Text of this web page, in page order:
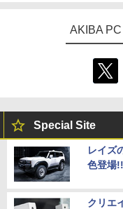
AKIBA
Special Site
レイズ
色登場!!
クリエ